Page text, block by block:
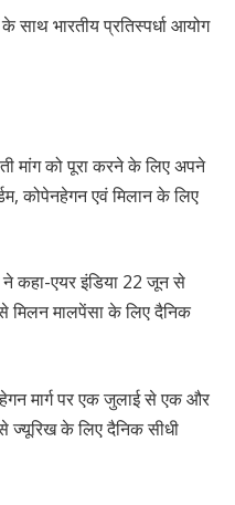
भारतीय प्रतिस्पर्धा आयोग
मांग को पूरा करने के लिए अपने
कोपेनहेगन एवं मिलान के लिए
ने कहा-एयर इंडिया 22 जून से
मिलन मालपेंसा के लिए दैनिक
मार्ग पर एक जुलाई से एक और
के लिए दैनिक सीधी